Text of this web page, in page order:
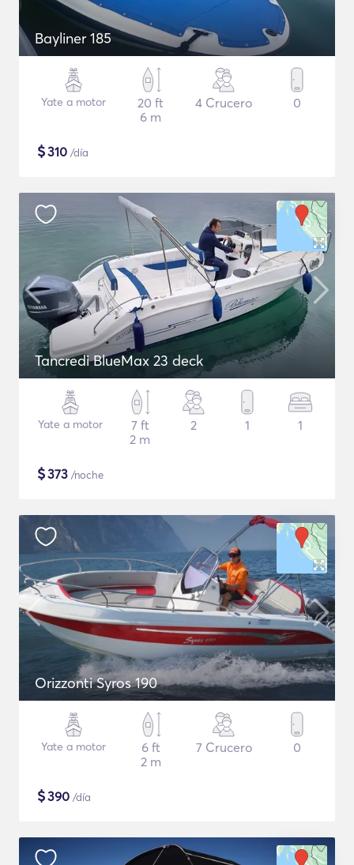
Bayliner 185
Yate a motor
20 ft
6 m
4 Crucero 0
$310 /día
Tancredi BlueMax 23 deck
Yate a motor
7 ft
2 m
2 1 1
$373 /noche
Orizzonti Syros 190
Yate a motor
6 ft
2 m
7 Crucero 0
$390 /día